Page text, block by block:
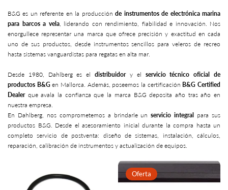
B&G es un referente en la producciónde instrumentos de electrónica marina
para barcos a vela, liderando con rendimiento, fiabilidad e innovación. Nos
enorgullece representar una marca que ofrece precisión y exactitud en cada
uno de sus productos, desde instrumentos sencillos para veleros de recreo
hasta sistemas vanguardistas para regatas en alta mar.
Desde 1980, Dahlberg es eldistribuidor y el servicio técnico oficial de
productos B&Gen Mallorca. Además, poseemos la certificación B&G Certified
Dealer que avala la confianza que la marca B&G deposita año tras año en
nuestra empresa.
En Dahlberg, nos comprometemos a brindarle unservicio integral
para sus
productos B&G. Desde el asesoramiento inicial durante la compra hasta un
completo servicio de postventa: diseño de sistemas, instalación, cálculos,
reparación, calibración de instrumentos y actualización de equipos.
Oferta